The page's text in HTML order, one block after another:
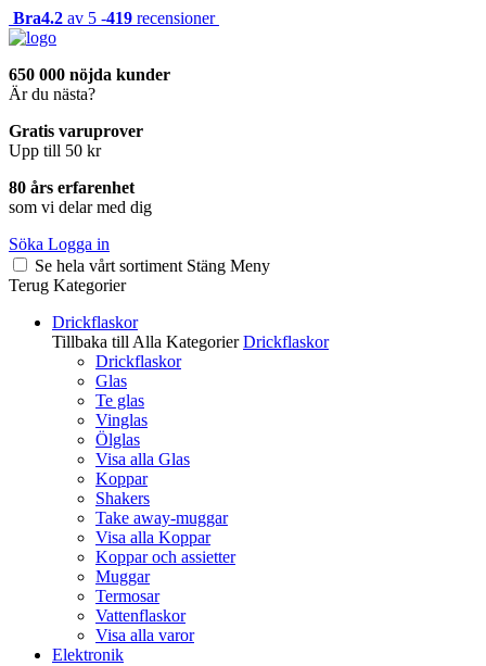
Bra4.2 av 5 -419 recensioner
650 000 nöjda kunder
Är du nästa?
Gratis varuprover
Upp till 50 kr
80 års erfarenhet
som vi delar med dig
Söka Logga in
Se hela vårt sortiment Stäng Meny
Terug Kategorier
Drickflaskor
Tillbaka till Alla Kategorier Drickflaskor
Drickflaskor
Glas
Te glas
Vinglas
Ölglas
Visa alla Glas
Koppar
Shakers
Take away-muggar
Visa alla Koppar
Koppar och assietter
Muggar
Termosar
Vattenflaskor
Visa alla varor
Elektronik